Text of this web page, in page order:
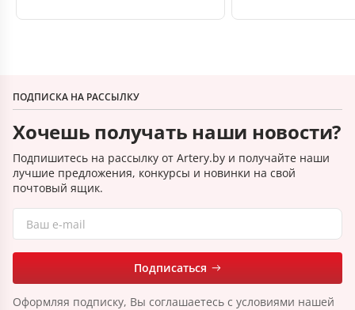
ПОДПИСКА НА РАССЫЛКУ
Хочешь получать наши новости?
Подпишитесь на рассылку от Artery.by и получайте наши
лучшие предложения, конкурсы и новинки на свой
почтовый ящик.
Подписаться
Оформляя подписку, Вы соглашаетесь с условиями нашей